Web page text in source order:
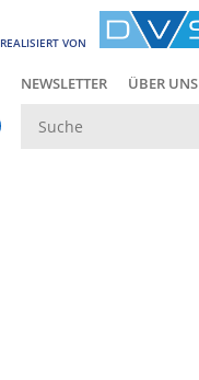
REALISIERT VON
NEWSLETTER ÜBER UNS